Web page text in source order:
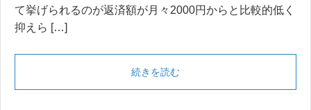
て挙げられるのが返済額が月々2000円からと比較的低く
抑えら […]
続きを読む